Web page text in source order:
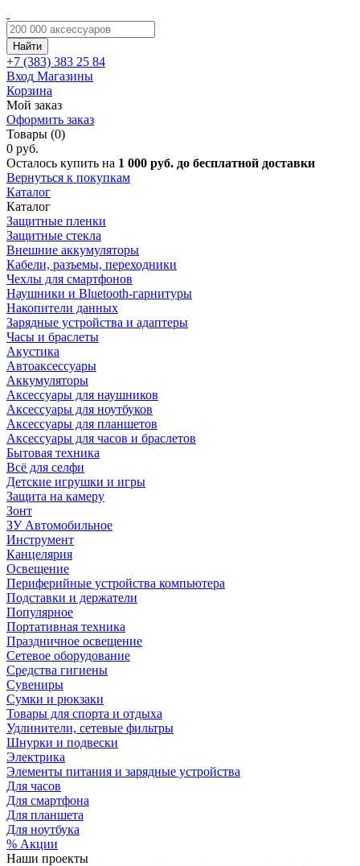
Найти
+7 (383) 383 25 84
Вход Магазины
Корзина
Мой заказ
Оформить заказ
Товары (0)
0 руб.
Осталось купить на 1 000 руб. до бесплатной доставки
Вернуться к покупкам
Каталог
Каталог
Защитные пленки
Защитные стекла
Внешние аккумуляторы
Кабели, разъемы, переходники
Чехлы для смартфонов
Наушники и Bluetooth-гарнитуры
Накопители данных
Зарядные устройства и адаптеры
Часы и браслеты
Акустика
Автоаксессуары
Аккумуляторы
Аксессуары для наушников
Аксессуары для ноутбуков
Аксессуары для планшетов
Аксессуары для часов и браслетов
Бытовая техника
Всё для селфи
Детские игрушки и игры
Защита на камеру
Зонт
ЗУ Автомобильное
Инструмент
Канцелярия
Освещение
Периферийные устройства компьютера
Подставки и держатели
Популярное
Портативная техника
Праздничное освещение
Сетевое оборудование
Средства гигиены
Сувениры
Сумки и рюкзаки
Товары для спорта и отдыха
Удлинители, сетевые фильтры
Шнурки и подвески
Электрика
Элементы питания и зарядные устройства
Для часов
Для смартфона
Для планшета
Для ноутбука
% Акции
Наши проекты